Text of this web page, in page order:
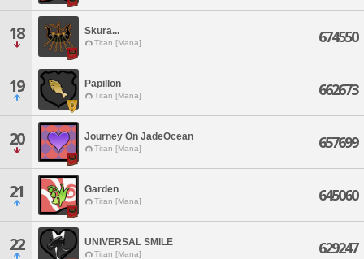
18 Skura...
Titan [Mana] 674550
19 Papillon
Titan [Mana] 662673
20 Journey On JadeOcean
Titan [Mana] 657699
21 Garden
Titan [Mana] 645060
22 UNIVERSAL SMILE
Titan [Mana] 629247